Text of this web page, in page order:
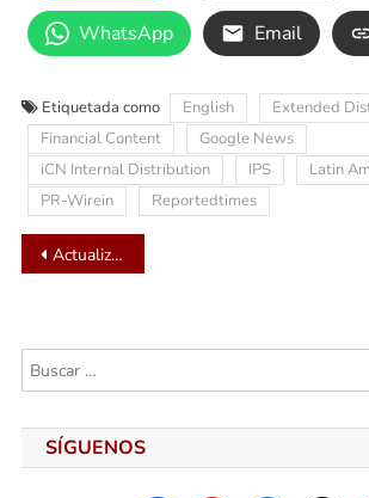
WhatsApp Email
Etiquetada como English
Extended
Financial Content
Google News
iCN Internal Distribution
IPS Latin
PR-Wirein
Reportedtimes
Navegación
entradas
Actualiza tus datos con la Cooperativa Prosperando y ponte a rodar
SÍGUENOS